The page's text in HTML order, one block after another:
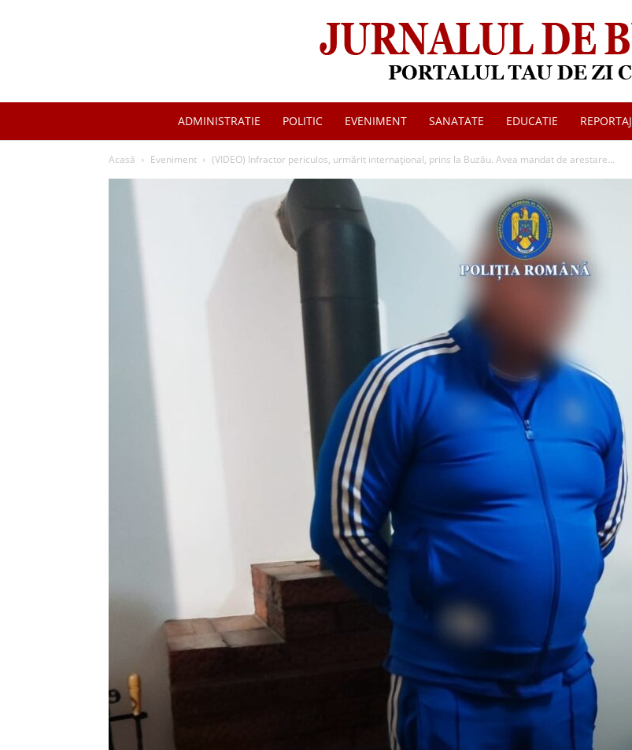
Jurnalul
de
Buzau
ADMINISTRATIE POLITIC EVENIMENT SANATATE EDUCATIE REPORTAJ
Acasă Eveniment (VIDEO) Infractor periculos, urmărit internațional, prins la Buzău. Avea mandat de arestare...